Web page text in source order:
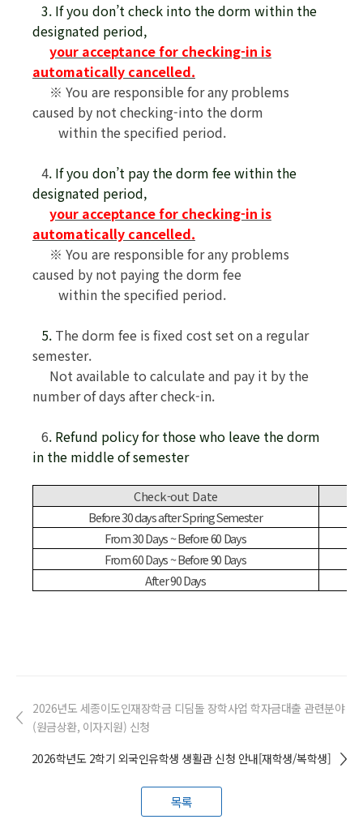
3. If you don’t check into the dorm within the
designated period,
your acceptance for checking-in is
automatically cancelled.
※ You are responsible for any problems
caused by not checking-into the dorm
within the specified period.
4. If you don’t pay the dorm fee within the
designated period,
your acceptance for checking-in is
automatically cancelled.
※ You are responsible for any problems
caused by not paying the dorm fee
within the specified period.
5. The dorm fee is fixed cost set on a regular
semester.
Not available to calculate and pay it by the
number of days after check-in.
6. Refund policy for those who leave the dorm
in the middle of semester
Check-out Date
Before 30 days after Spring Semester
From 30 Days ~ Before 60 Days
From 60 Days ~ Before 90 Days
After 90 Days
2026년도 세종이도인재장학금 디딤돌 장학사업 학자금대출 관련분야
(원금상환, 이자지원) 신청
2026학년도 2학기 외국인유학생 생활관 신청 안내[재학생/복학생]
목록